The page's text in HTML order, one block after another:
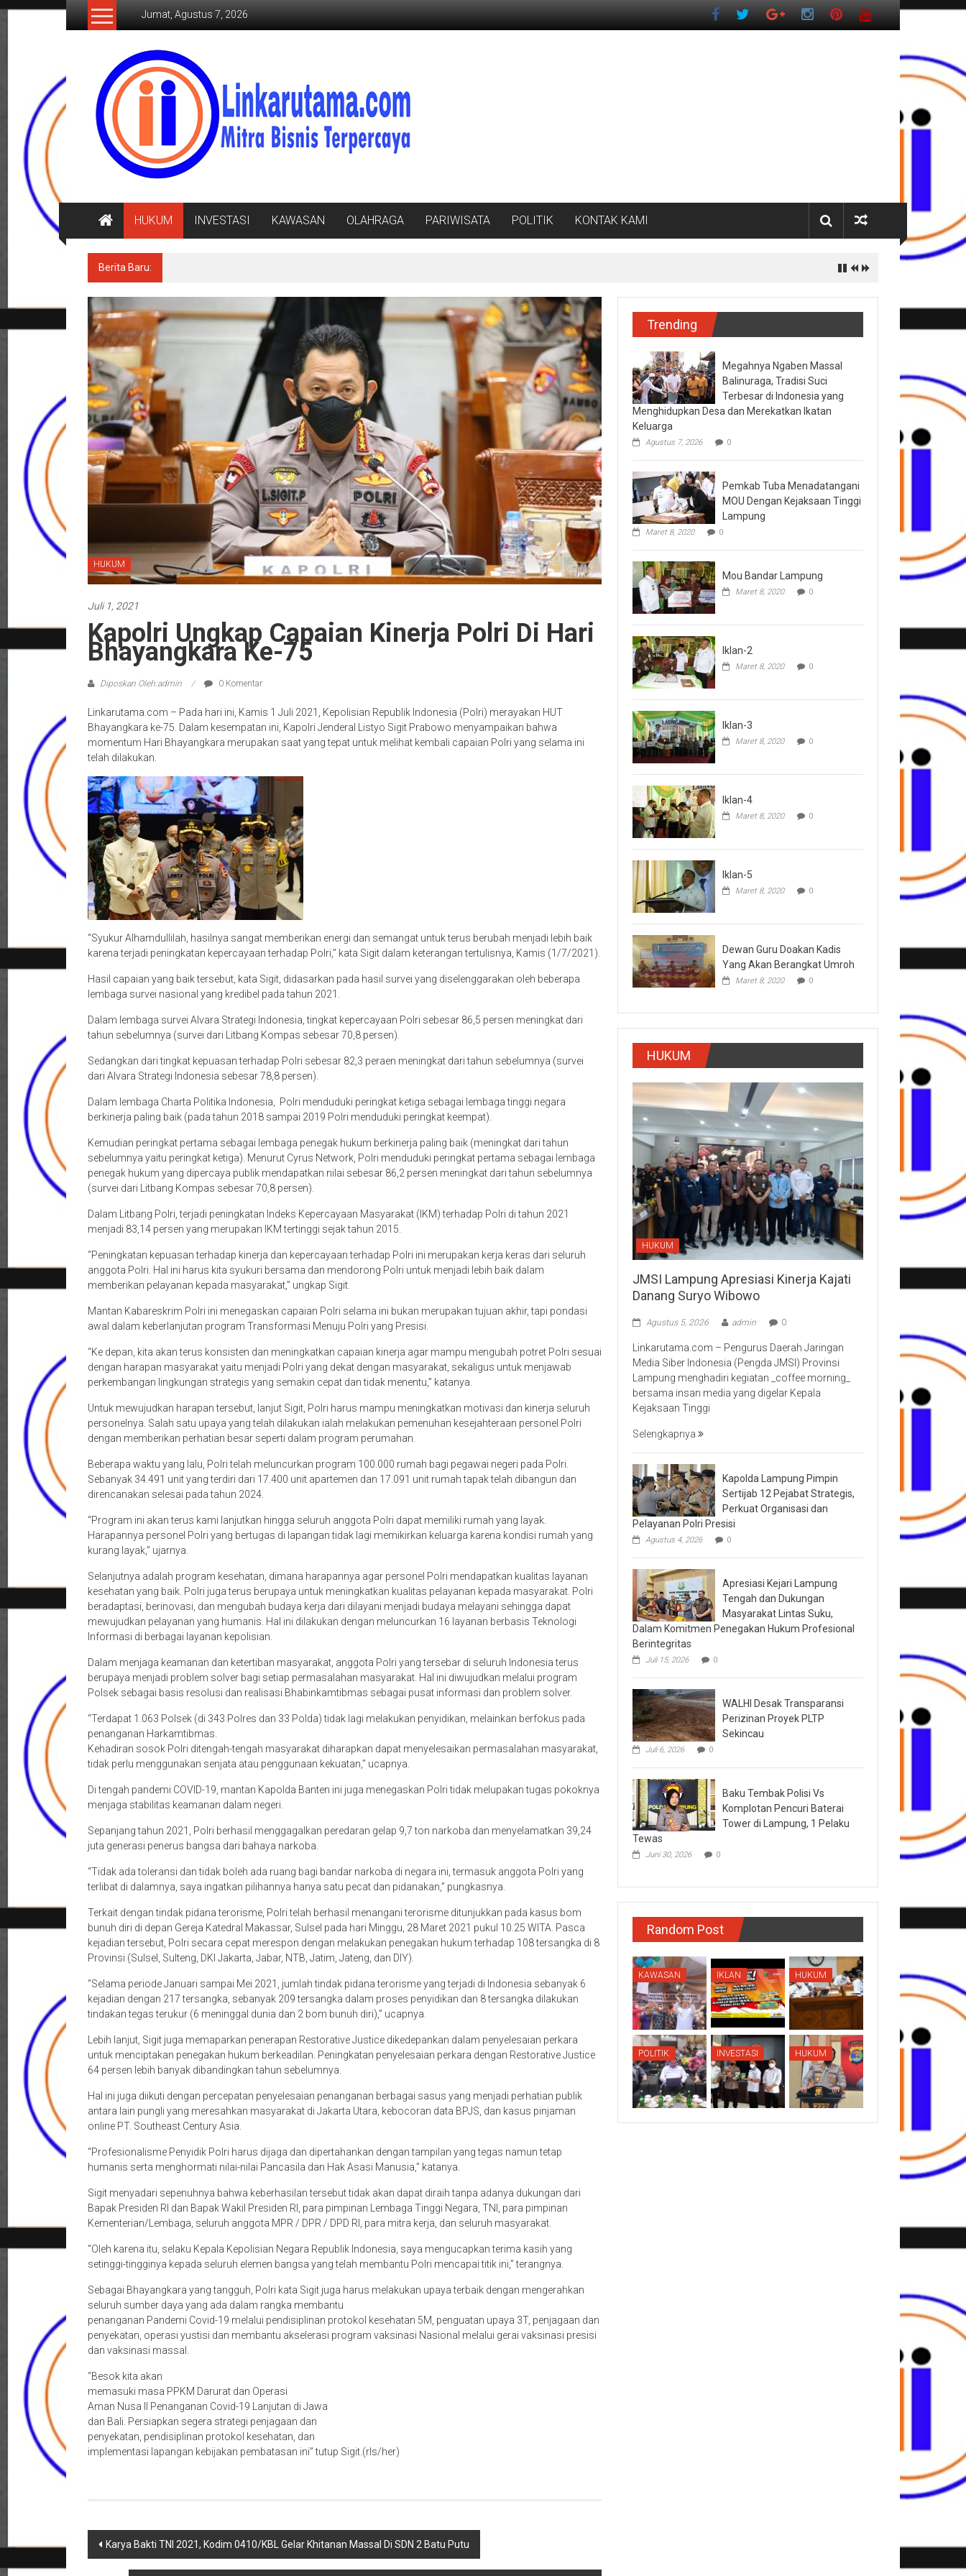
Lompat
Jumat, Agustus 7, 2026
LINKARUTAMA.COM
Mitra
Bisnis
Terpercaya
HUKUM INVESTASI KAWASAN OLAHRAGA PARIWISATA POLITIK KONTAK KAMI
Berita Baru:
HUKUM
Juli 1, 2021
Kapolri Ungkap Capaian Kinerja Polri Di Hari
Bhayangkara Ke-75
Diposkan Oleh:admin 0 Komentar
Linkarutama.com – Pada hari ini, Kamis 1 Juli 2021, Kepolisian Republik Indonesia (Polri) merayakan HUT
Bhayangkara ke-75. Dalam kesempatan ini, Kapolri Jenderal Listyo Sigit Prabowo menyampaikan bahwa
momentum Hari Bhayangkara merupakan saat yang tepat untuk melihat kembali capaian Polri yang selama ini
telah dilakukan.
“Syukur Alhamdullilah, hasilnya sangat memberikan energi dan semangat untuk terus berubah menjadi lebih baik
karena terjadi peningkatan kepercayaan terhadap Polri,” kata Sigit dalam keterangan tertulisnya, Kamis (1/7/2021).
Hasil capaian yang baik tersebut, kata Sigit, didasarkan pada hasil survei yang diselenggarakan oleh beberapa
lembaga survei nasional yang kredibel pada tahun 2021.
Dalam lembaga survei Alvara Strategi Indonesia, tingkat kepercayaan Polri sebesar 86,5 persen meningkat dari
tahun sebelumnya (survei dari Litbang Kompas sebesar 70,8 persen).
Sedangkan dari tingkat kepuasan terhadap Polri sebesar 82,3 peraen meningkat dari tahun sebelumnya (survei
dari Alvara Strategi Indonesia sebesar 78,8 persen).
Dalam lembaga Charta Politika Indonesia, Polri menduduki peringkat ketiga sebagai lembaga tinggi negara
berkinerja paling baik (pada tahun 2018 sampai 2019 Polri menduduki peringkat keempat).
Kemudian peringkat pertama sebagai lembaga penegak hukum berkinerja paling baik (meningkat dari tahun
sebelumnya yaitu peringkat ketiga). Menurut Cyrus Network, Polri menduduki peringkat pertama sebagai lembaga
penegak hukum yang dipercaya publik mendapatkan nilai sebesar 86,2 persen meningkat dari tahun sebelumnya
(survei dari Litbang Kompas sebesar 70,8 persen).
Dalam Litbang Polri, terjadi peningkatan Indeks Kepercayaan Masyarakat (IKM) terhadap Polri di tahun 2021
menjadi 83,14 persen yang merupakan IKM tertinggi sejak tahun 2015.
“Peningkatan kepuasan terhadap kinerja dan kepercayaan terhadap Polri ini merupakan kerja keras dari seluruh
anggota Polri. Hal ini harus kita syukuri bersama dan mendorong Polri untuk menjadi lebih baik dalam
memberikan pelayanan kepada masyarakat,” ungkap Sigit.
Mantan Kabareskrim Polri ini menegaskan capaian Polri selama ini bukan merupakan tujuan akhir, tapi pondasi
awal dalam keberlanjutan program Transformasi Menuju Polri yang Presisi.
“Ke depan, kita akan terus konsisten dan meningkatkan capaian kinerja agar mampu mengubah potret Polri sesuai
dengan harapan masyarakat yaitu menjadi Polri yang dekat dengan masyarakat, sekaligus untuk menjawab
perkembangan lingkungan strategis yang semakin cepat dan tidak menentu,” katanya.
Untuk mewujudkan harapan tersebut, lanjut Sigit, Polri harus mampu meningkatkan motivasi dan kinerja seluruh
personelnya. Salah satu upaya yang telah dilakukan ialah melakukan pemenuhan kesejahteraan personel Polri
dengan memberikan perhatian besar seperti dalam program perumahan.
Beberapa waktu yang lalu, Polri telah meluncurkan program 100.000 rumah bagi pegawai negeri pada Polri.
Sebanyak 34.491 unit yang terdiri dari 17.400 unit apartemen dan 17.091 unit rumah tapak telah dibangun dan
direncanakan selesai pada tahun 2024.
“Program ini akan terus kami lanjutkan hingga seluruh anggota Polri dapat memiliki rumah yang layak.
Harapannya personel Polri yang bertugas di lapangan tidak lagi memikirkan keluarga karena kondisi rumah yang
kurang layak,” ujarnya.
Selanjutnya adalah program kesehatan, dimana harapannya agar personel Polri mendapatkan kualitas layanan
kesehatan yang baik. Polri juga terus berupaya untuk meningkatkan kualitas pelayanan kepada masyarakat. Polri
beradaptasi, berinovasi, dan mengubah budaya kerja dari dilayani menjadi budaya melayani sehingga dapat
mewujudkan pelayanan yang humanis. Hal ini dilakukan dengan meluncurkan 16 layanan berbasis Teknologi
Informasi di berbagai layanan kepolisian.
Dalam menjaga keamanan dan ketertiban masyarakat, anggota Polri yang tersebar di seluruh Indonesia terus
berupaya menjadi problem solver bagi setiap permasalahan masyarakat. Hal ini diwujudkan melalui program
Polsek sebagai basis resolusi dan realisasi Bhabinkamtibmas sebagai pusat informasi dan problem solver.
“Terdapat 1.063 Polsek (di 343 Polres dan 33 Polda) tidak lagi melakukan penyidikan, melainkan berfokus pada
penanganan Harkamtibmas.
Kehadiran sosok Polri ditengah-tengah masyarakat diharapkan dapat menyelesaikan permasalahan masyarakat,
tidak perlu menggunakan senjata atau penggunaan kekuatan,” ucapnya.
Di tengah pandemi COVID-19, mantan Kapolda Banten ini juga menegaskan Polri tidak melupakan tugas pokoknya
menjaga stabilitas keamanan dalam negeri.
Sepanjang tahun 2021, Polri berhasil menggagalkan peredaran gelap 9,7 ton narkoba dan menyelamatkan 39,24
juta generasi penerus bangsa dari bahaya narkoba.
“Tidak ada toleransi dan tidak boleh ada ruang bagi bandar narkoba di negara ini, termasuk anggota Polri yang
terlibat di dalamnya, saya ingatkan pilihannya hanya satu pecat dan pidanakan,” pungkasnya.
Terkait dengan tindak pidana terorisme, Polri telah berhasil menangani terorisme ditunjukkan pada kasus bom
bunuh diri di depan Gereja Katedral Makassar, Sulsel pada hari Minggu, 28 Maret 2021 pukul 10.25 WITA. Pasca
kejadian tersebut, Polri secara cepat merespon dengan melakukan penegakan hukum terhadap 108 tersangka di 8
Provinsi (Sulsel, Sulteng, DKI Jakarta, Jabar, NTB, Jatim, Jateng, dan DIY).
“Selama periode Januari sampai Mei 2021, jumlah tindak pidana terorisme yang terjadi di Indonesia sebanyak 6
kejadian dengan 217 tersangka, sebanyak 209 tersangka dalam proses penyidikan dan 8 tersangka dilakukan
tindakan tegas terukur (6 meninggal dunia dan 2 bom bunuh diri),” ucapnya.
Lebih lanjut, Sigit juga memaparkan penerapan Restorative Justice dikedepankan dalam penyelesaian perkara
untuk menciptakan penegakan hukum berkeadilan. Peningkatan penyelesaian perkara dengan Restorative Justice
64 persen lebih banyak dibandingkan tahun sebelumnya.
Hal ini juga diikuti dengan percepatan penyelesaian penanganan berbagai sasus yang menjadi perhatian publik
antara lain pungli yang meresahkan masyarakat di Jakarta Utara, kebocoran data BPJS, dan kasus pinjaman
online PT. Southeast Century Asia.
“Profesionalisme Penyidik Polri harus dijaga dan dipertahankan dengan tampilan yang tegas namun tetap
humanis serta menghormati nilai-nilai Pancasila dan Hak Asasi Manusia,” katanya.
Sigit menyadari sepenuhnya bahwa keberhasilan tersebut tidak akan dapat diraih tanpa adanya dukungan dari
Bapak Presiden RI dan Bapak Wakil Presiden RI, para pimpinan Lembaga Tinggi Negara, TNI, para pimpinan
Kementerian/Lembaga, seluruh anggota MPR / DPR / DPD RI, para mitra kerja, dan seluruh masyarakat.
“Oleh karena itu, selaku Kepala Kepolisian Negara Republik Indonesia, saya mengucapkan terima kasih yang
setinggi-tingginya kepada seluruh elemen bangsa yang telah membantu Polri mencapai titik ini,” terangnya.
Sebagai Bhayangkara yang tangguh, Polri kata Sigit juga harus melakukan upaya terbaik dengan mengerahkan
seluruh sumber daya yang ada dalam rangka membantu
penanganan Pandemi Covid-19 melalui pendisiplinan protokol kesehatan 5M, penguatan upaya 3T, penjagaan dan
penyekatan, operasi yustisi dan membantu akselerasi program vaksinasi Nasional melalui gerai vaksinasi presisi
dan vaksinasi massal.
“Besok kita akan
memasuki masa PPKM Darurat dan Operasi
Aman Nusa II Penanganan Covid-19 Lanjutan di Jawa
dan Bali. Persiapkan segera strategi penjagaan dan
penyekatan, pendisiplinan protokol kesehatan, dan
implementasi lapangan kebijakan pembatasan ini” tutup Sigit.(rls/her)
Navigasi
Karya Bakti TNI 2021, Kodim 0410/KBL Gelar Khitanan Massal Di SDN 2 Batu Putu
Trending
Megahnya Ngaben Massal
Balinuraga, Tradisi Suci
Terbesar di Indonesia yang
Menghidupkan Desa dan Merekatkan Ikatan
Keluarga
Agustus 7, 2026 0
Pemkab Tuba Menadatangani
MOU Dengan Kejaksaan Tinggi
Lampung
Maret 8, 2020 0
Mou Bandar Lampung
Maret 8, 2020 0
Iklan-2
Maret 8, 2020 0
Iklan-3
Maret 8, 2020 0
Iklan-4
Maret 8, 2020 0
Iklan-5
Maret 8, 2020 0
Dewan Guru Doakan Kadis
Yang Akan Berangkat Umroh
Maret 8, 2020 0
HUKUM
HUKUM
JMSI Lampung Apresiasi Kinerja Kajati
Danang Suryo Wibowo
Agustus 5, 2026 admin 0
Linkarutama.com – Pengurus Daerah Jaringan
Media Siber Indonesia (Pengda JMSI) Provinsi
Lampung menghadiri kegiatan _coffee morning_
bersama insan media yang digelar Kepala
Kejaksaan Tinggi
Selengkapnya
Kapolda Lampung Pimpin
Sertijab 12 Pejabat Strategis,
Perkuat Organisasi dan
Pelayanan Polri Presisi
Agustus 4, 2026 0
Apresiasi Kejari Lampung
Tengah dan Dukungan
Masyarakat Lintas Suku,
Dalam Komitmen Penegakan Hukum Profesional
Berintegritas
Juli 15, 2026 0
WALHI Desak Transparansi
Perizinan Proyek PLTP
Sekincau
Juli 6, 2026 0
Baku Tembak Polisi Vs
Komplotan Pencuri Baterai
Tower di Lampung, 1 Pelaku
Tewas
Juni 30, 2026 0
Random Post
KAWASAN IKLAN HUKUM
POLITIK INVESTASI HUKUM